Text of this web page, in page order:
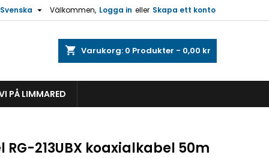
Välkommen, Logga in eller Skapa ett konto
Svenska 
shopping_cart Varukorg: 0 Produkter - 0,00 kr
PÅ LIMMARED
RG-213UBX koaxialkabel 50m